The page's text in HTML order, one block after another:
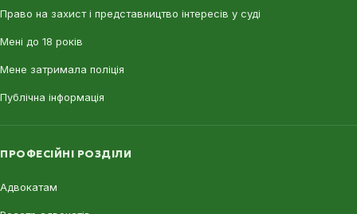
Право на захист і представництво інтересів у суді
Мені до 18 років
Мене затримала поліція
Публічна інформація
ПРОФЕСІЙНІ РОЗДІЛИ
Адвокатам